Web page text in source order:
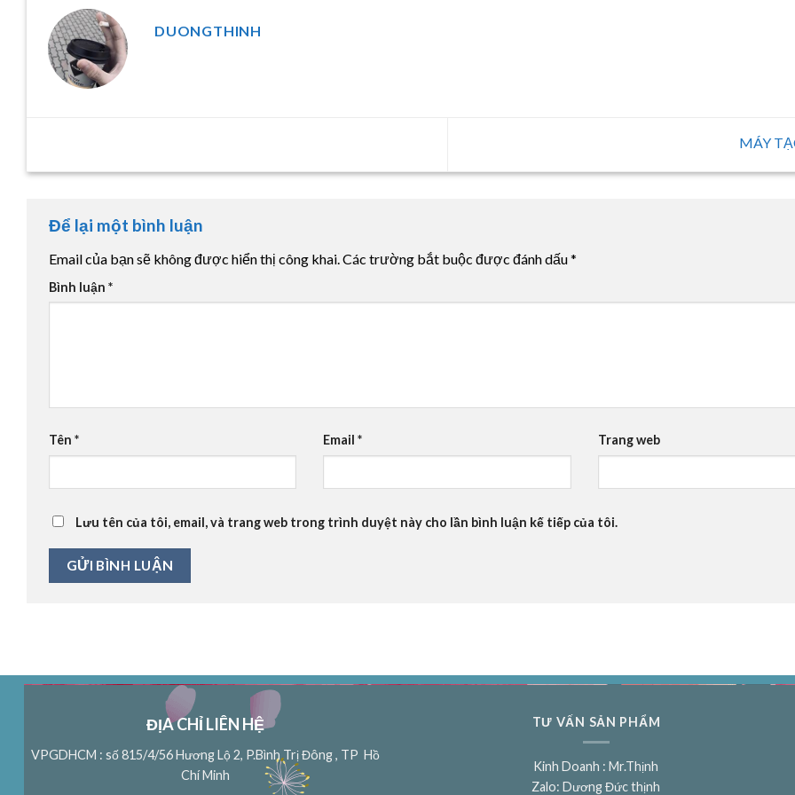
DUONGTHINH
MÁY
Để lại một bình luận
Email của bạn sẽ không được hiển thị công khai. Các trường bắt buộc được đánh dấu*
Bình luận *
Tên * Email* Trang web
Lưu tên của tôi, email, và trang web trong trình duyệt này cho lần bình luận kế tiếp của tôi.
ĐỊA CHỈ LIÊN HỆ
VPGDHCM : số 815/4/56 Hương Lộ 2, P.Bình Trị Đông , TP Hồ
Chí Minh
TƯ VẤN SẢN PHẨM
Kinh Doanh : Mr.Thịnh
Zalo: Dương Đức thịnh